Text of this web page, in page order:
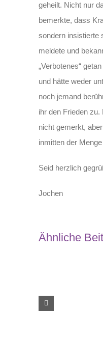
geheilt. Nicht nur
bemerkte, dass
sondern insistierte
meldete und
„Verbotenes“
und hätte weder
noch jemand
ihr den Frieden
nicht gemerkt,
inmitten der
Seid herzlich
Jochen
Ähnliche